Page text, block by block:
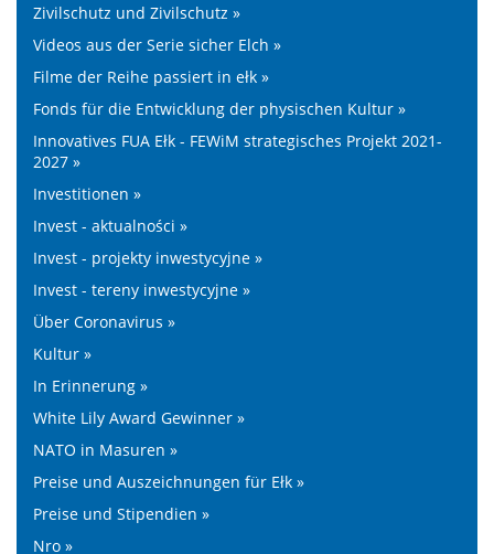
Zivilschutz und Zivilschutz »
Videos aus der Serie sicher Elch »
Filme der Reihe passiert in ełk »
Fonds für die Entwicklung der physischen Kultur »
Innovatives FUA Ełk - FEWiM strategisches Projekt 2021-
2027 »
Investitionen »
Invest - aktualności »
Invest - projekty inwestycyjne »
Invest - tereny inwestycyjne »
Über Coronavirus »
Kultur »
In Erinnerung »
White Lily Award Gewinner »
NATO in Masuren »
Preise und Auszeichnungen für Ełk »
Preise und Stipendien »
Nro »